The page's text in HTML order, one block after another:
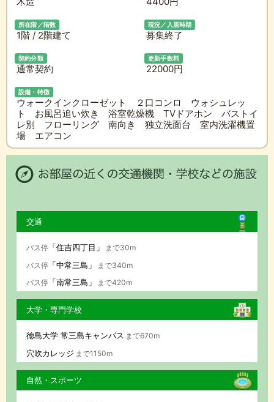
所在階／階数
1階 / 2階建て
現況／入居時期
募集終了
契約分類
通常契約
更新手数料
22000円
設備・特徴
ウォークインクローゼット ２口コンロ ウォシュレッ
ト お風呂追い炊き 浴室乾燥機 TVドアホン バストイ
レ別 フローリング 南向き 独立洗面台 室内洗濯機置
場 エアコン
交通
バス停「住吉四丁目」
まで30m
バス停「中常三島」
まで340m
バス停「南常三島」 まで420m
大学・専門学校
徳島大学 常三島キャンパス まで670m
穴吹カレッジ まで1150m
自然・スポーツ